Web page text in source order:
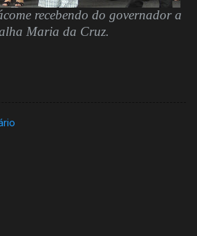
recebendo do governador a
Maria da Cruz.